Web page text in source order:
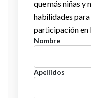
que más niñas y
habilidades
participación en
Nombre
Apellidos